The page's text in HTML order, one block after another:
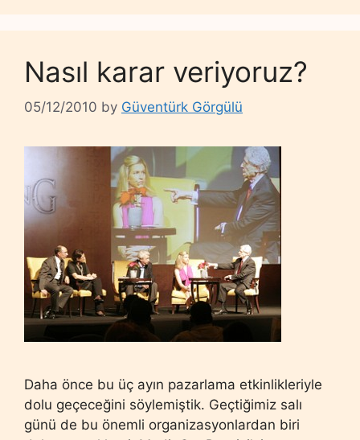
Nasıl karar veriyoruz?
05/12/2010 by Güventürk Görgülü
Daha önce bu üç ayın pazarlama etkinlikleriyle
dolu geçeceğini söylemiştik. Geçtiğimiz salı
günü de bu önemli organizasyonlardan biri